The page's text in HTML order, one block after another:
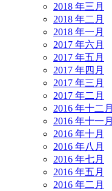
2018 年三月
2018 年二月
2018 年一月
2017 年六月
2017 年五月
2017 年四月
2017 年三月
2017 年二月
2016 年十二月
2016 年十一月
2016 年十月
2016 年八月
2016 年七月
2016 年五月
2016 年二月